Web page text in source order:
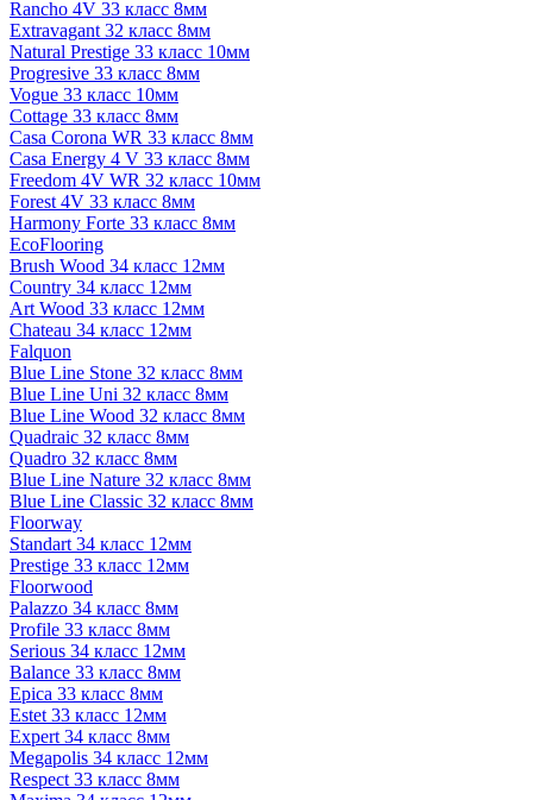
Rancho 4V 33 класс 8мм
Extravagant 32 класс 8мм
Natural Prestige 33 класс 10мм
Progresive 33 класс 8мм
Vogue 33 класс 10мм
Cottage 33 класс 8мм
Casa Corona WR 33 класс 8мм
Casa Energy 4 V 33 класс 8мм
Freedom 4V WR 32 класс 10мм
Forest 4V 33 класс 8мм
Harmony Forte 33 класс 8мм
EcoFlooring
Brush Wood 34 класс 12мм
Country 34 класс 12мм
Art Wood 33 класс 12мм
Chateau 34 класс 12мм
Falquon
Blue Line Stone 32 класс 8мм
Blue Line Uni 32 класс 8мм
Blue Line Wood 32 класс 8мм
Quadraic 32 класс 8мм
Quadro 32 класс 8мм
Blue Line Nature 32 класс 8мм
Blue Line Classic 32 класс 8мм
Floorway
Standart 34 класс 12мм
Prestige 33 класс 12мм
Floorwood
Palazzo 34 класс 8мм
Profile 33 класс 8мм
Serious 34 класс 12мм
Balance 33 класс 8мм
Epica 33 класс 8мм
Estet 33 класс 12мм
Expert 34 класс 8мм
Megapolis 34 класс 12мм
Respect 33 класс 8мм